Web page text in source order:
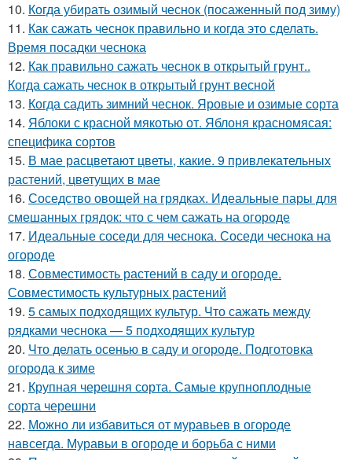
10. Когда убирать озимый чеснок (посаженный под зиму)
11. Как сажать чеснок правильно и когда это сделать.
Время посадки чеснока
12. Как правильно сажать чеснок в открытый грунт..
Когда сажать чеснок в открытый грунт весной
13. Когда садить зимний чеснок. Яровые и озимые сорта
14. Яблоки с красной мякотью от. Яблоня красномясая:
специфика сортов
15. В мае расцветают цветы, какие. 9 привлекательных
растений, цветущих в мае
16. Соседство овощей на грядках. Идеальные пары для
смешанных грядок: что с чем сажать на огороде
17. Идеальные соседи для чеснока. Соседи чеснока на
огороде
18. Совместимость растений в саду и огороде.
Совместимость культурных растений
19. 5 самых подходящих культур. Что сажать между
рядками чеснока — 5 подходящих культур
20. Что делать осенью в саду и огороде. Подготовка
огорода к зиме
21. Крупная черешня сорта. Самые крупноплодные
сорта черешни
22. Можно ли избавиться от муравьев в огороде
навсегда. Муравьи в огороде и борьба с ними